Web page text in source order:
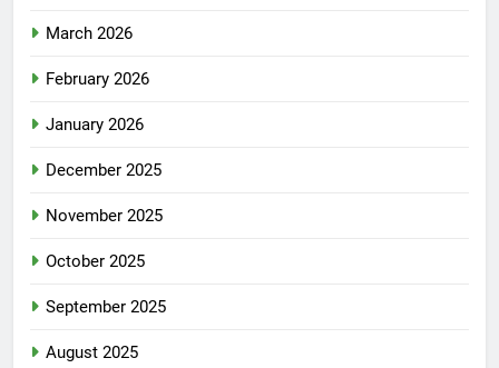
March 2026
February 2026
January 2026
December 2025
November 2025
October 2025
September 2025
August 2025